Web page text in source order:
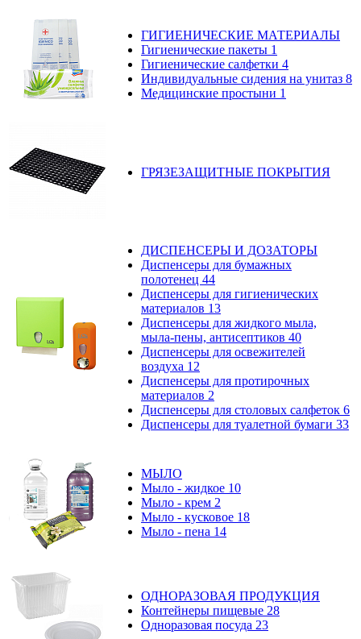
ГИГИЕНИЧЕСКИЕ МАТЕРИАЛЫ
Гигиенические пакеты 1
Гигиенические салфетки 4
Индивидуальные сидения на унитаз 8
Медицинские простыни 1
ГРЯЗЕЗАЩИТНЫЕ ПОКРЫТИЯ
ДИСПЕНСЕРЫ И ДОЗАТОРЫ
Диспенсеры для бумажных
полотенец 44
Диспенсеры для гигиенических
материалов 13
Диспенсеры для жидкого мыла,
мыла-пены, антисептиков 40
Диспенсеры для освежителей
воздуха 12
Диспенсеры для протирочных
материалов 2
Диспенсеры для столовых салфеток 6
Диспенсеры для туалетной бумаги 33
МЫЛО
Мыло - жидкое 10
Мыло - крем 2
Мыло - кусковое 18
Мыло - пена 14
ОДНОРАЗОВАЯ ПРОДУКЦИЯ
Контейнеры пищевые 28
Одноразовая посуда 23